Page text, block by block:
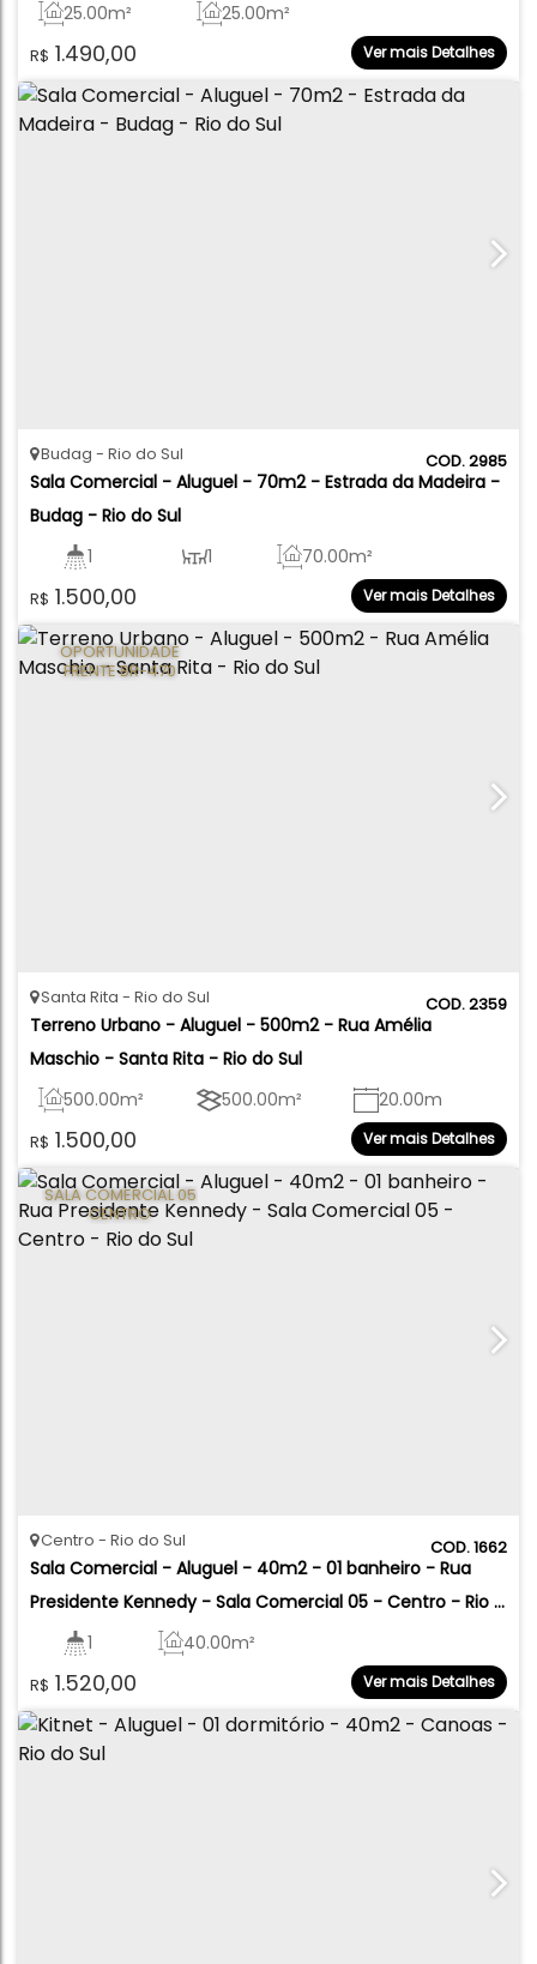
R$ 1.490,00
25.00m² 25.00m²
Ver mais Detalhes
2985
Sala Comercial - Aluguel - 70m2 - Estrada da Madeira -
Budag - Rio do Sul
R$ 1.500,00
Budag Rio do Sul
1 1 70.00m²
Ver mais Detalhes
OPORTUNIDADE
FRENTE BR-470
2359
Terreno Urbano - Aluguel - 500m2 - Rua Amélia
Maschio - Santa Rita - Rio do Sul
R$ 1.500,00
Santa Rita Rio do Sul
500.00m² 500.00m² 20.00m
20.00m 25.00m
Ver mais Detalhes
SALA COMERCIAL 05
CENTRO
1662
Sala Comercial - Aluguel - 40m2 - 01 banheiro - Rua
Presidente Kennedy - Sala Comercial 05 - Centro - Rio
do Sul
R$ 1.520,00
Centro Rio do Sul
1 40.00m²
Ver mais Detalhes